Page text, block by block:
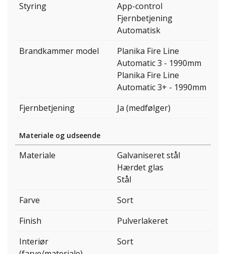
Styring
App-control
Fjernbetjening
Automatisk
Brandkammer model
Planika Fire Line
Automatic 3 - 1990mm
Planika Fire Line
Automatic 3+ - 1990mm
Fjernbetjening
Ja (medfølger)
Materiale og udseende
Materiale
Galvaniseret stål
Hærdet glas
Stål
Farve
Sort
Finish
Pulverlakeret
Interiør
Sort